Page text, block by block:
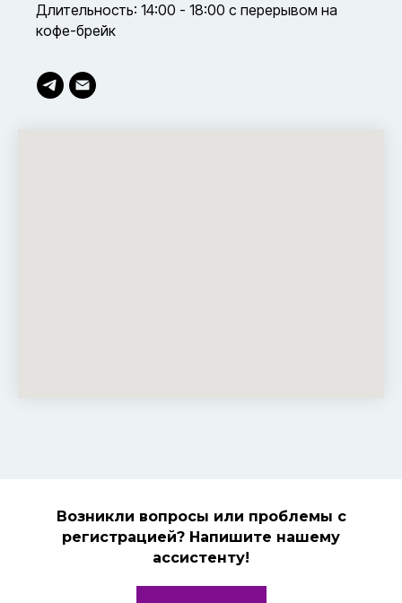
Длительность: 14:00 - 18:00 с перерывом на
кофе-брейк
Возникли вопросы или проблемы с
регистрацией? Напишите нашему
ассистенту!